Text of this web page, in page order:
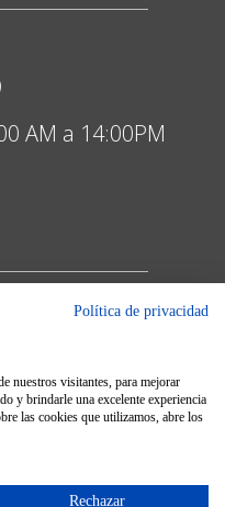
AM a 14:00PM
Política de privacidad
nuestros visitantes, para mejorar
y brindarle una excelente experiencia
las cookies que utilizamos, abre los
Rechazar